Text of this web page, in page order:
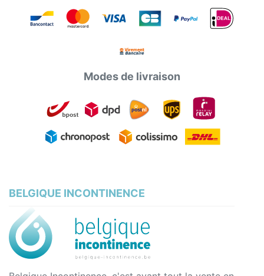
Modes de livraison
BELGIQUE INCONTINENCE